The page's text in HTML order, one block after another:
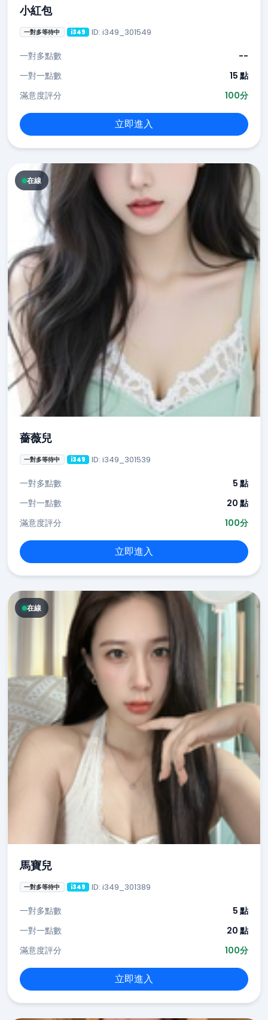
小紅包
一對多等待中 i349 ID: i349_301549
一對多點數
--
一對一點數
15 點
滿意度評分
100分
立即進入
在線
薔薇兒
一對多等待中 i349 ID: i349_301539
一對多點數
5 點
一對一點數
20 點
滿意度評分
100分
立即進入
在線
馬寶兒
一對多等待中 i349 ID: i349_301389
一對多點數
5 點
一對一點數
20 點
滿意度評分
100分
立即進入